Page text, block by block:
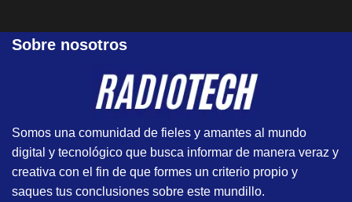
Sobre nosotros
Somos una comunidad de fieles y amantes al mundo
digital y tecnológico que busca informar de manera veraz y
creativa con el fin de que formes un criterio propio y
saques tus conclusiones sobre este mundillo.